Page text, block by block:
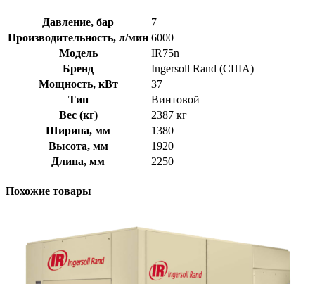
Давление, бар
7
Производительность, л/мин 6000
Модель
IR75n
Бренд
Ingersoll Rand (США)
Мощность, кВт
37
Тип
Винтовой
Вес (кг)
2387 кг
Ширина, мм
1380
Высота, мм
1920
Длина, мм
2250
Похожие товары